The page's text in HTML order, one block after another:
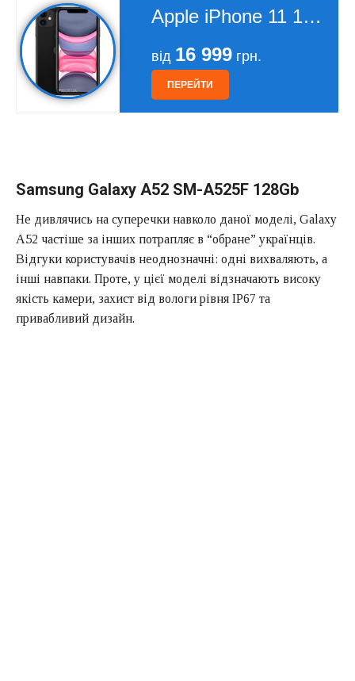
Apple iPhone 11 128Gb
від 16 999 грн.
ПЕРЕЙТИ
Samsung Galaxy A52 SM-A525F 128Gb
Не дивлячись на суперечки навколо даної моделі, Galaxy
A52 частіше за інших потрапляє в “обране” українців.
Відгуки користувачів неоднозначні: одні вихваляють, а
інші навпаки. Проте, у цієї моделі відзначають високу
якість камери, захист від вологи рівня IP67 та
привабливий дизайн.